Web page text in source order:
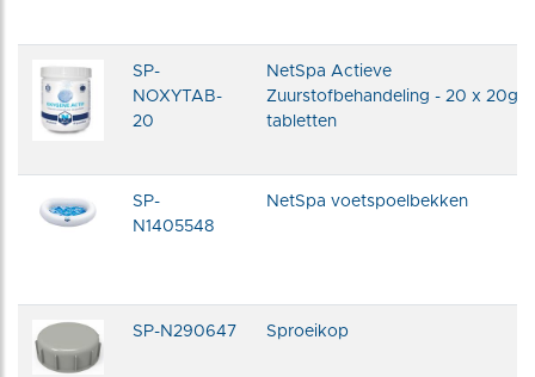
SP-
NOXYTAB-
20
NetSpa Actieve
Zuurstofbehandeling - 20 x 20g
tabletten
SP-
N1405548
NetSpa voetspoelbekken
SP-N290647 Sproeikop